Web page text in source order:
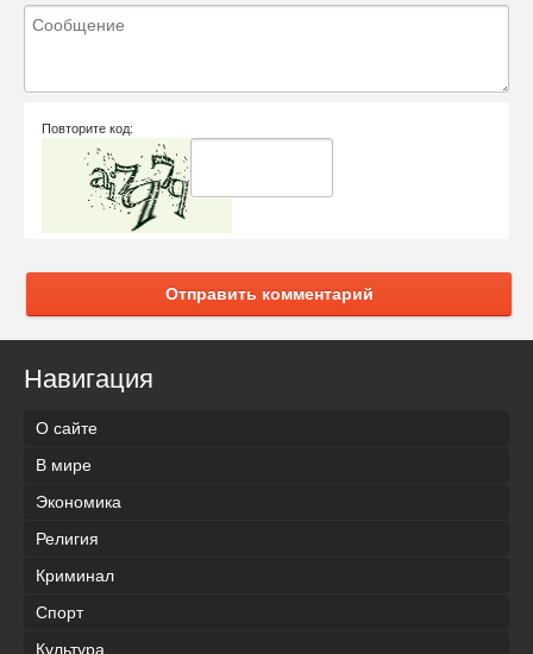
Повторите код:
Отправить комментарий
Навигация
О сайте
В мире
Экономика
Религия
Криминал
Спорт
Культура